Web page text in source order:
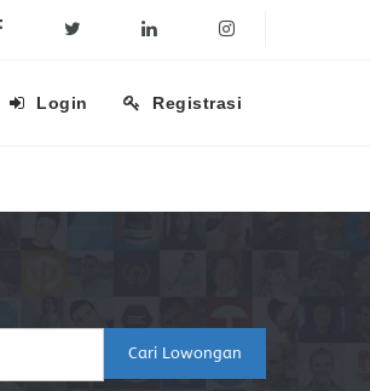
Facebook Linkedin Instagram
Login Registrasi
Cari Lowongan